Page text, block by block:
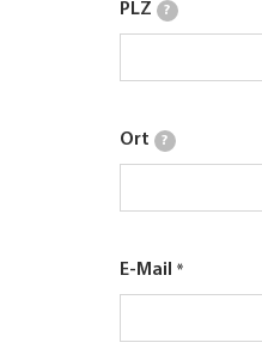
PLZ ?
Ort ?
E-Mail